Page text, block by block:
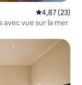
Évaluation
4,87 (23)
vue sur la mer